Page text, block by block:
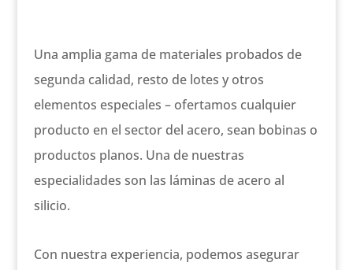
Una amplia gama de materiales probados de
segunda calidad, resto de lotes y otros
elementos especiales – ofertamos cualquier
producto en el sector del acero, sean bobinas o
productos planos. Una de nuestras
especialidades son las láminas de acero al
silicio.
Con nuestra experiencia, podemos asegurar